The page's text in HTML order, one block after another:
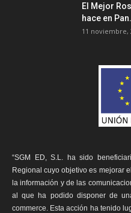
El Mejor
hace en
11 noviembre,
“SGM ED, S.L. ha sido
Regional cuyo objetivo es mejorar
la información y de las
al que ha podido disponer de
commerce. Esta acción ha tenido